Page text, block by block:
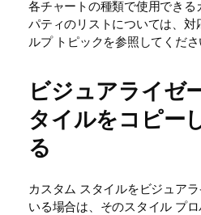
各チャートの種類で使用できる
パティのリストについては、
ルプ トピックを参照してくださ
ビジュアライゼ
タイルをコピー
る
カスタム スタイルをビジュア
いる場合は、そのスタイル プ